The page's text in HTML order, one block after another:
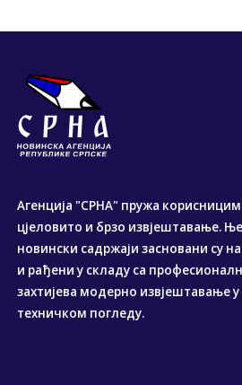
Агенција "СРНА" пружа
цјеловито и брзо извјештавање.
новински садржаји засновани су
и рађени у складу са
захтијева модерно извјештавање
техничком погледу.